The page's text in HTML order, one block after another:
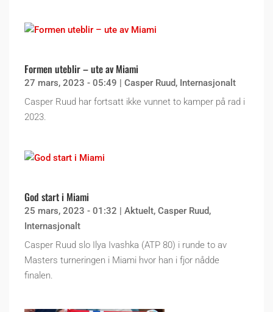
Formen uteblir – ute av Miami
27 mars, 2023 - 05:49 | Casper Ruud, Internasjonalt
Casper Ruud har fortsatt ikke vunnet to kamper på rad i
2023.
God start i Miami
25 mars, 2023 - 01:32 | Aktuelt, Casper Ruud,
Internasjonalt
Casper Ruud slo Ilya Ivashka (ATP 80) i runde to av
Masters turneringen i Miami hvor han i fjor nådde
finalen.